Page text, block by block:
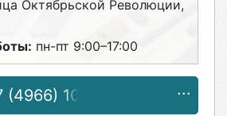
Октябрьской Революции,
пн-пт 9:00–17:00
10-00-59